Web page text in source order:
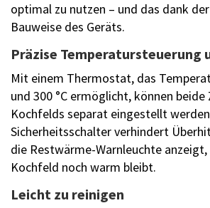
optimal zu nutzen – und das dank
Bauweise des Geräts.
Präzise Temperatursteuerung
Mit einem Thermostat, das
und 300 °C ermöglicht, können beide
Kochfelds separat eingestellt
Sicherheitsschalter verhindert
die Restwärme-Warnleuchte
Kochfeld noch warm bleibt.
Leicht zu reinigen